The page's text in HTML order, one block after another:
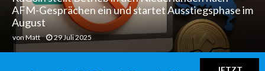
AFM-Gesprächen ein und startet Ausstiegsphase im
August
vonMatt 29 Juli 2025